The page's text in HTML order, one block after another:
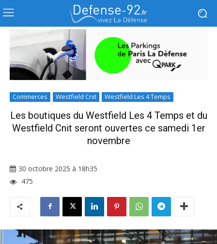
Commerces Westfield Cnit Westfield Les 4 Temps
Les boutiques du Westfield Les 4 Temps et du
Westfield Cnit seront ouvertes ce samedi 1er
novembre
30 octobre 2025 à 18h35
475